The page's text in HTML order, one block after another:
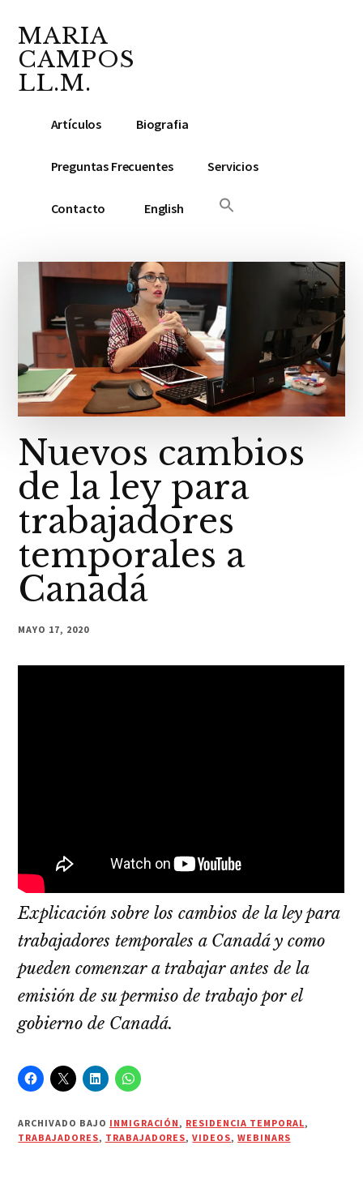
contenido
principal
barra
lateral
footer
menu
MARIA
CAMPOS
LL.M.
Público
Artículos Biografia
Preguntas Frecuentes Servicios
Contacto English
Nuevos cambios
de la ley para
trabajadores
temporales a
Canadá
MAYO 17, 2020
Explicación sobre los cambios de la ley para
trabajadores temporales a Canadá y como
pueden comenzar a trabajar antes de la
emisión de su permiso de trabajo por el
gobierno de Canadá.
ARCHIVADO BAJO INMIGRACIÓN , RESIDENCIA TEMPORAL,
TRABAJADORES, TRABAJADORES,VIDEOS, WEBINARS